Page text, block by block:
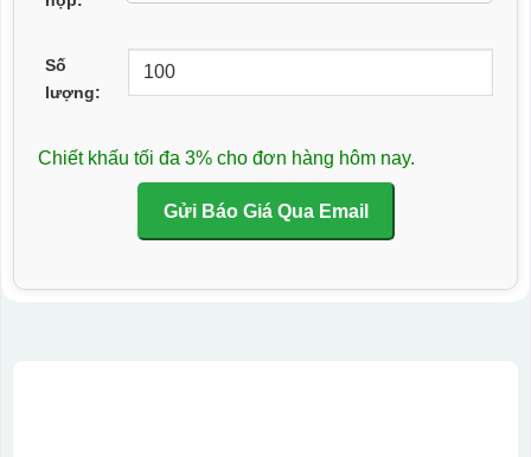
Số
lượng:
Chiết khấu tối đa 3% cho đơn hàng hôm nay.
Gửi Báo Giá Qua Email